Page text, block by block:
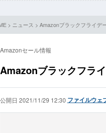
> ニュース > Amazonブラックフライデ
Amazonセール情報
Amazonブラックフラ
公開日 2021/11/29 12:30 ファイルウェ